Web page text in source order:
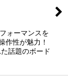
ォーマンスを
作性が魅力！
話題のボード